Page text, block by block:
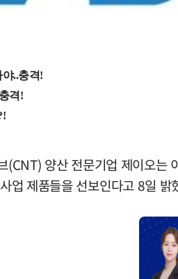
(CNT) 양산 전문기업 제이오
업 제품들을 선보인다고 8일 밝